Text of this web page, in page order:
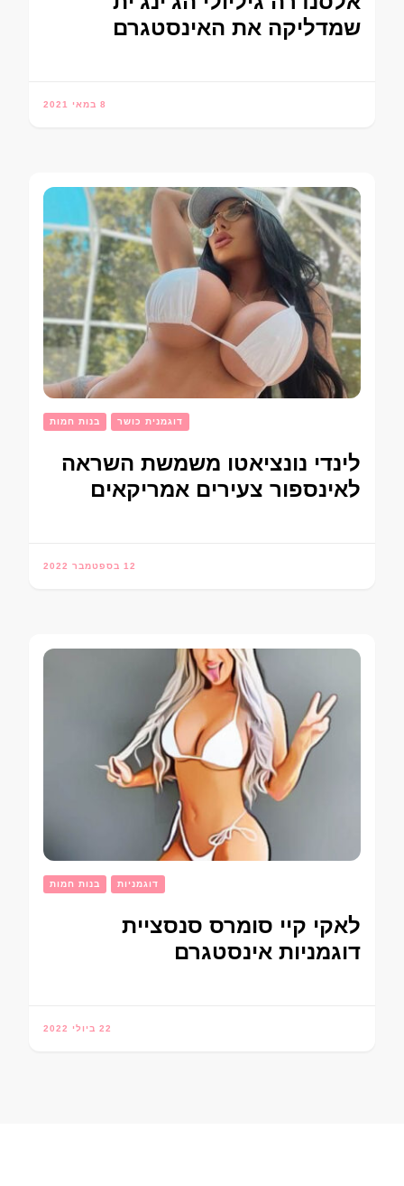
שמדליקה את האינסטגרם
8 במאי 2021
בנות חמות דוגמנית כושר
לינדי נונציאטו משמשת השראה
לאינספור צעירים אמריקאים
12 בספטמבר 2022
בנות חמות דוגמניות
לאקי קיי סומרס סנסציית
דוגמניות אינסטגרם
22 ביולי 2022